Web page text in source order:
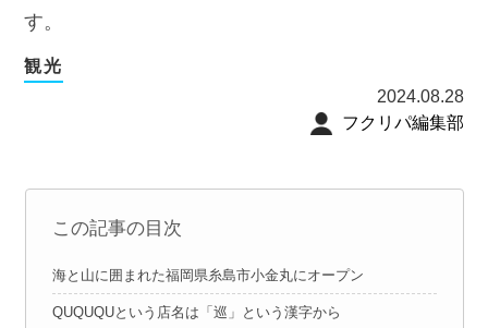
す。
観光
2024.08.28
フクリパ編集部
この記事の目次
海と山に囲まれた福岡県糸島市小金丸にオープン
QUQUQUという店名は「巡」という漢字から